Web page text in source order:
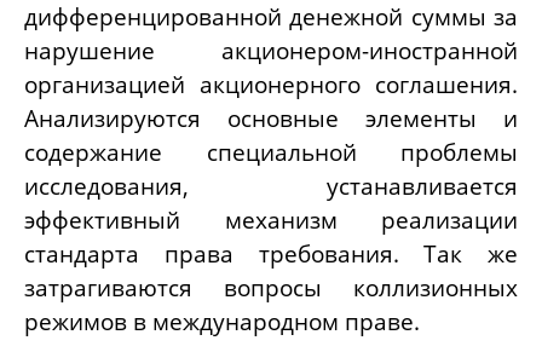
дифференцированной денежной суммы за
нарушение акционером-иностранной
организацией акционерного соглашения.
Анализируются основные элементы и
содержание специальной проблемы
исследования, устанавливается
эффективный механизм реализации
стандарта права требования. Так же
затрагиваются вопросы коллизионных
режимов в международном праве.